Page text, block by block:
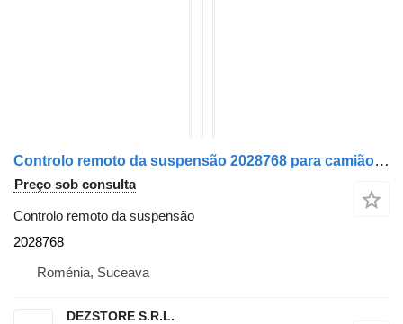
Controlo remoto da suspensão 2028768 para camião tractor DAF XF
Preço sob consulta
Controlo remoto da suspensão
2028768
Roménia, Suceava
DEZSTORE S.R.L.